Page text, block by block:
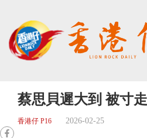
蔡思貝遲大到 被寸
香港仔 P16 2026-02-25